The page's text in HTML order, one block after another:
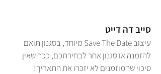
סייב דה דייט
עיצוב Save The Date מיוחד, בסגנון תואם
להזמנה או סגנון אחר לבחירתכם, ככה שאין
סיכוי שהמוזמנים לא יזכרו את התאריך!